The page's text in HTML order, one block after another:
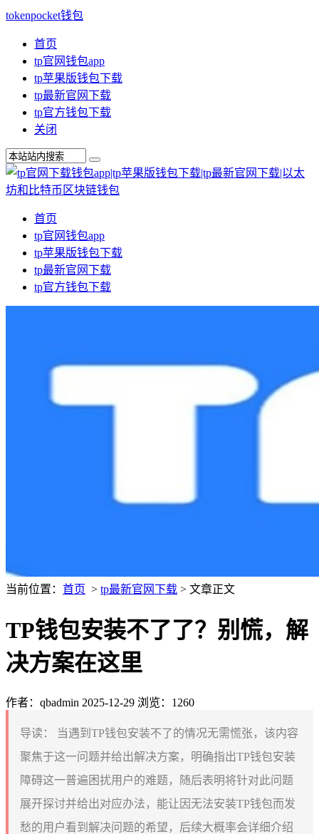
tokenpocket钱包
首页
tp官网钱包app
tp苹果版钱包下载
tp最新官网下载
tp官方钱包下载
关闭
首页
tp官网钱包app
tp苹果版钱包下载
tp最新官网下载
tp官方钱包下载
当前位置： 首页 > tp最新官网下载 > 文章正文
TP钱包安装不了了？别慌，解
决方案在这里
作者：qbadmin 2025-12-29 浏览：1260
导读：
当遇到TP钱包安装不了的情况无需慌张，该内容
聚焦于这一问题并给出解决方案，明确指出TP钱包安装
障碍这一普遍困扰用户的难题，随后表明将针对此问题
展开探讨并给出对应办法，能让因无法安装TP钱包而发
愁的用户看到解决问题的希望，后续大概率会详细介绍